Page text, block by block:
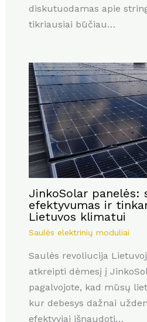
diskutuodamas apie
tikriausiai būčiau…
JinkoSolar panelės:
efektyvumas ir
Lietuvos klimatui
Saulės elektrinių moduliai
Saulės revoliucija
atkreipti dėmesį į
pagalvojote, kad mūsų
kur debesys dažnai
efektyviai išnaudoti…